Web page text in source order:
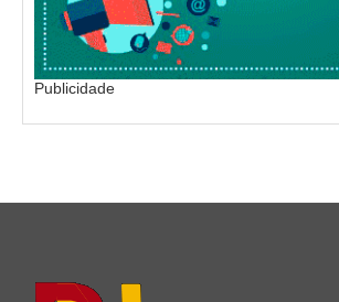
Publicidade